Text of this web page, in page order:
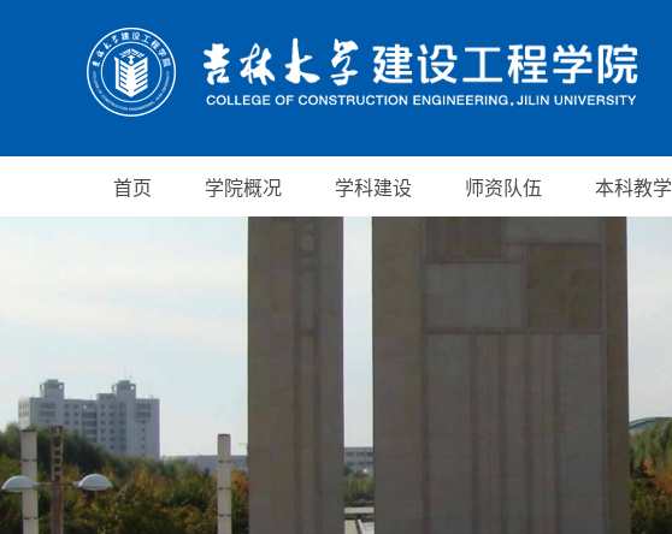
首页 学院概况 学科建设 师资队伍 本科教学